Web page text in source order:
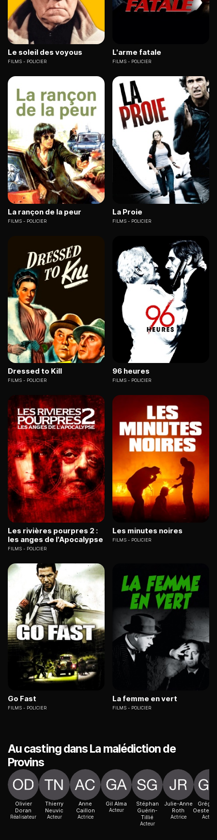
Le soleil des voyous
FILMS POLICIER
L'arme fatale
FILMS POLICIER
La rançon de la peur
FILMS POLICIER
La Proie
FILMS POLICIER
Dressed to Kill
FILMS POLICIER
96 heures
FILMS POLICIER
Les rivières pourpres 2 :
les anges de l'Apocalypse
FILMS POLICIER
Les minutes noires
FILMS POLICIER
Go Fast
FILMS POLICIER
La femme en vert
FILMS POLICIER
Au casting dans La malédiction de
Provins
Olivier
Doran
Réalisateur
Thierry
Neuvic
Acteur
Anne
Caillon
Actrice
Gil Alma
Acteur
Stéphan
Guérin-
Tillié
Acteur
Julie-Anne
Roth
Actrice Acteur